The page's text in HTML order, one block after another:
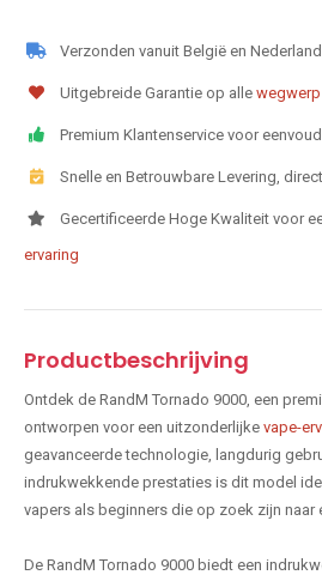
Verzonden vanuit België en
Uitgebreide Garantie op alle
Premium Klantenservice voor
Snelle en Betrouwbare Levering,
Gecertificeerde Hoge Kwaliteit voor
ervaring
Productbeschrijving
Ontdek de RandM Tornado 9000, een
ontworpen voor een uitzonderlijke vape-
geavanceerde technologie, langdurig
indrukwekkende prestaties is dit model
vapers als beginners die op zoek zijn naar
De RandM Tornado 9000 biedt een